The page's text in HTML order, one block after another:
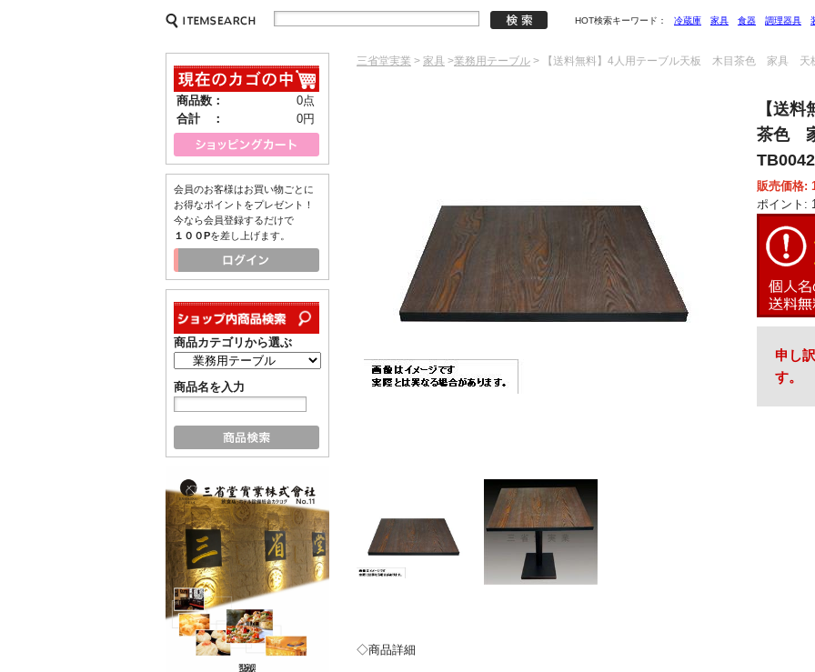
HOT検索キーワード： 冷蔵庫 家具 食器 調理器具
三省堂実業 > 家具 >業務用テーブル > 【送料無料】4人用テーブル天板 木目茶色 家具
【送
茶色
TB0042
販売価格:
ポイント:
申し
す。
◇商品詳細
商品数：
0点
合計 ：
0円
会員のお客様はお買い物ごとに
お得なポイントをプレゼント！
今なら会員登録するだけで
１００Pを差し上げます。
商品カテゴリから選ぶ
商品名を入力